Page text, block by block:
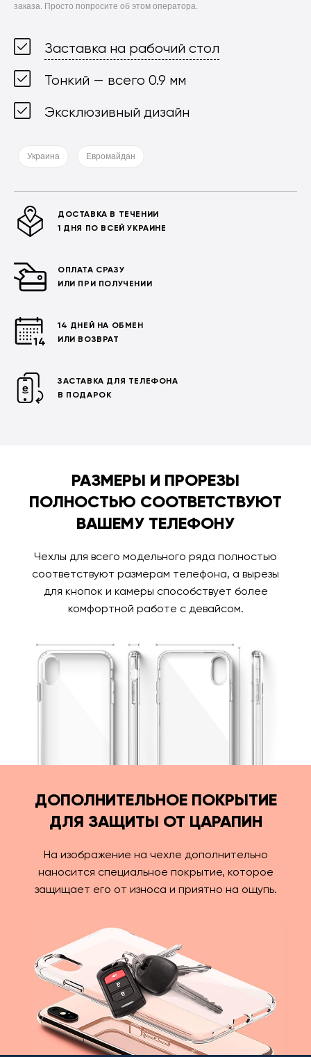
заказа. Просто попросите об этом оператора.
Заставка на рабочий стол
Тонкий — всего 0.9 мм
Эксклюзивный дизайн
Украина Евромайдан
ДОСТАВКА В ТЕЧЕНИИ
1 ДНЯ ПО ВСЕЙ УКРАИНЕ
ОПЛАТА СРАЗУ
ИЛИ ПРИ ПОЛУЧЕНИИ
14 ДНЕЙ НА ОБМЕН
ИЛИ ВОЗВРАТ
ЗАСТАВКА ДЛЯ ТЕЛЕФОНА
В ПОДАРОК
РАЗМЕРЫ И ПРОРЕЗЫ
ПОЛНОСТЬЮ СООТВЕТСТВУЮТ
ВАШЕМУ ТЕЛЕФОНУ
Чехлы для всего модельного ряда полностью
соответствуют размерам телефона, а вырезы
для кнопок и камеры способствует более
комфортной работе с девайсом.
ДОПОЛНИТЕЛЬНОЕ ПОКРЫТИЕ
ДЛЯ ЗАЩИТЫ ОТ ЦАРАПИН
На изображение на чехле дополнительно
наносится специальное покрытие, которое
защищает его от износа и приятно на ощупь.